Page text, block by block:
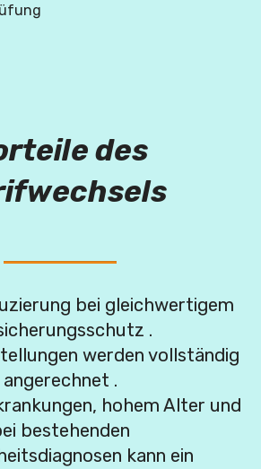
des
bei gleichwertigem
.
werden vollständig
angerechnet .
hohem Alter und
bestehenden
kann ein